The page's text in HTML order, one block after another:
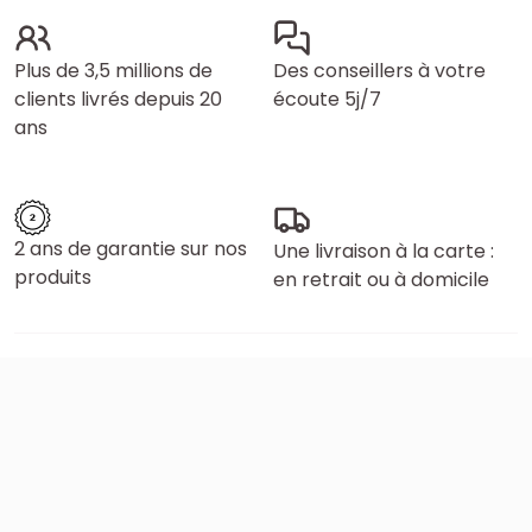
Plus de 3,5 millions de
clients livrés depuis 20
ans
Des conseillers à votre
écoute 5j/7
2 ans de garantie sur nos
produits
Une livraison à la carte :
en retrait ou à domicile